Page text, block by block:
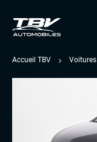
Accueil TBV Voitures